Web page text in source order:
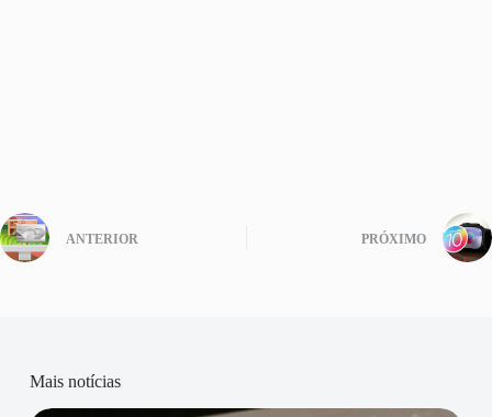
ANTERIOR PRÓXIMO
Mais notícias